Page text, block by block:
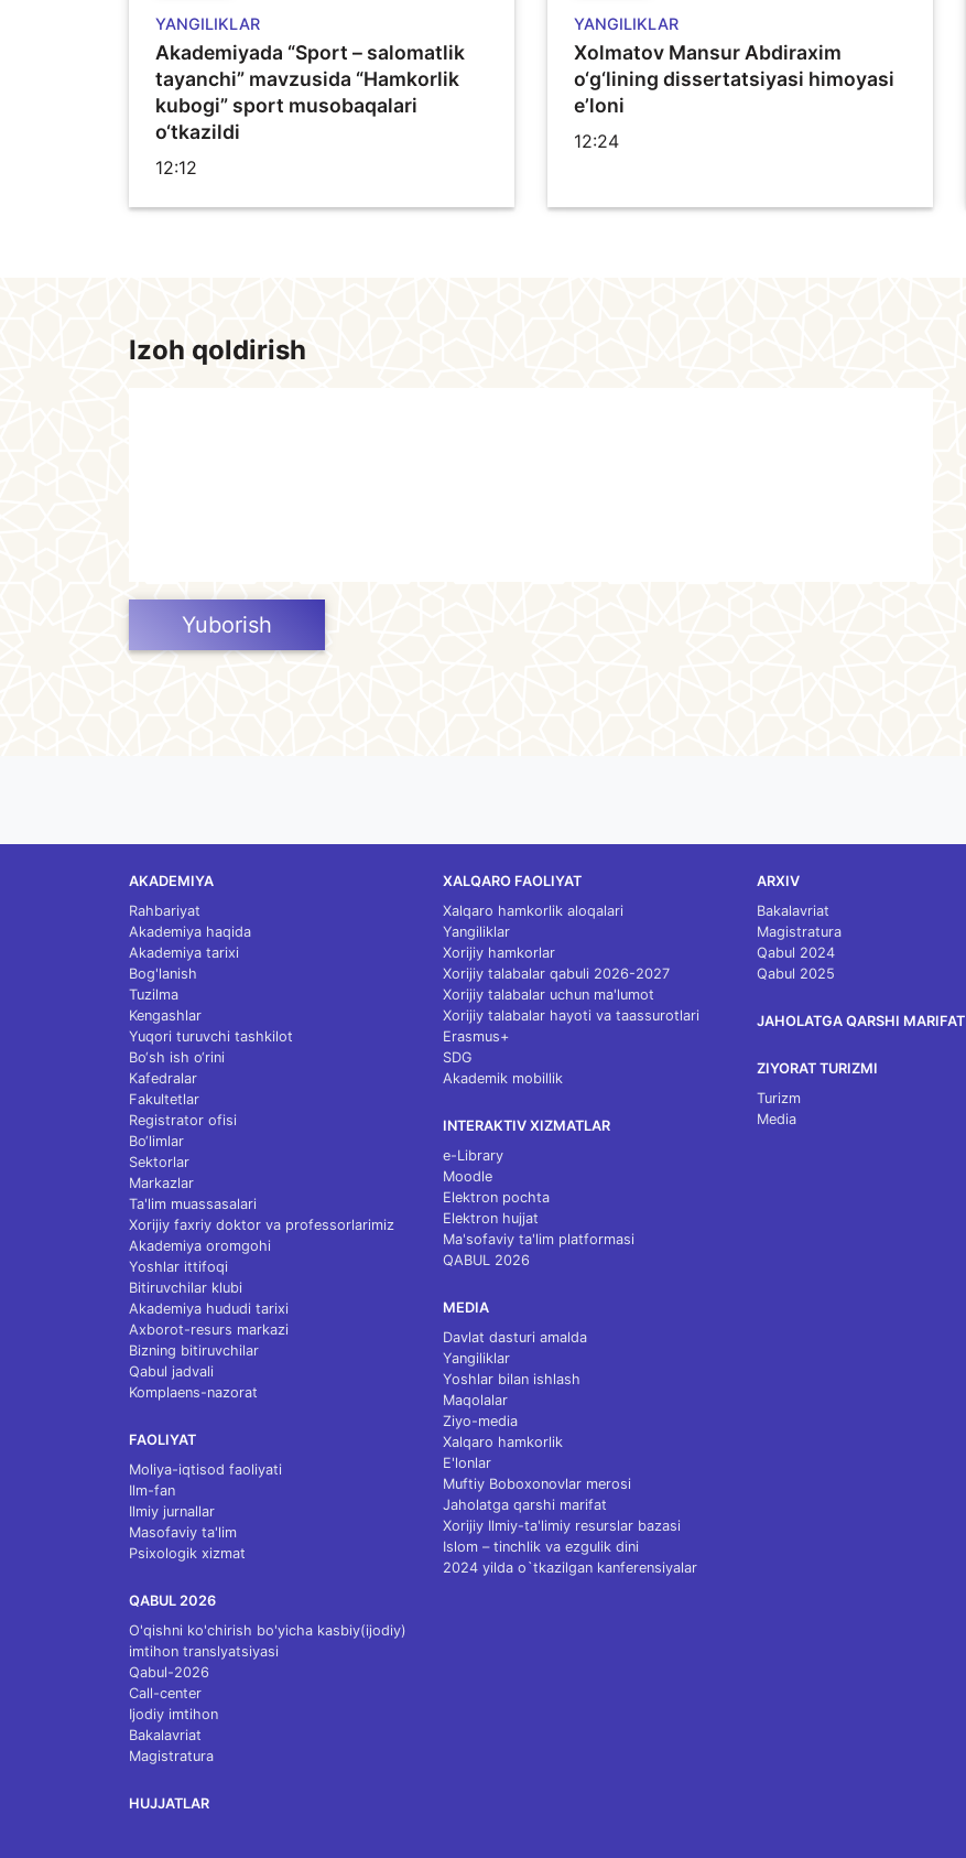
YANGILIKLAR
Akademiyada “Sport – salomatlik
tayanchi” mavzusida “Hamkorlik
kubogi” sport musobaqalari
o‘tkazildi
12:12
YANGILIKLAR
Xolmatov Mansur Abdiraxim
o‘g‘lining dissertatsiyasi himoyasi
e’loni
12:24
Izoh qoldirish
Yuborish
AKADEMIYA
Rahbariyat
Akademiya haqida
Akademiya tarixi
Bog'lanish
Tuzilma
Kengashlar
Yuqori turuvchi tashkilot
Bo‘sh ish o‘rini
Kafedralar
Fakultetlar
Registrator ofisi
Bo‘limlar
Sektorlar
Markazlar
Ta'lim muassasalari
Xorijiy faxriy doktor va professorlarimiz
Akademiya oromgohi
Yoshlar ittifoqi
Bitiruvchilar klubi
Akademiya hududi tarixi
Axborot-resurs markazi
Bizning bitiruvchilar
Qabul jadvali
Komplaens-nazorat
FAOLIYAT
Moliya-iqtisod faoliyati
Ilm-fan
Ilmiy jurnallar
Masofaviy ta'lim
Psixologik xizmat
QABUL 2026
O'qishni ko'chirish bo'yicha kasbiy(ijodiy)
imtihon translyatsiyasi
Qabul-2026
Call-center
Ijodiy imtihon
Bakalavriat
Magistratura
HUJJATLAR
XALQARO FAOLIYAT
Xalqaro hamkorlik aloqalari
Yangiliklar
Xorijiy hamkorlar
Xorijiy talabalar qabuli 2026-2027
Xorijiy talabalar uchun ma'lumot
Xorijiy talabalar hayoti va taassurotlari
Erasmus+
SDG
Akademik mobillik
INTERAKTIV XIZMATLAR
e-Library
Moodle
Elektron pochta
Elektron hujjat
Ma'sofaviy ta'lim platformasi
QABUL 2026
MEDIA
Davlat dasturi amalda
Yangiliklar
Yoshlar bilan ishlash
Maqolalar
Ziyo-media
Xalqaro hamkorlik
E'lonlar
Muftiy Boboxonovlar merosi
Jaholatga qarshi marifat
Xorijiy Ilmiy-ta'limiy resurslar bazasi
Islom – tinchlik va ezgulik dini
2024 yilda o`tkazilgan kanferensiyalar
ARXIV
Bakalavriat
Magistratura
Qabul 2024
Qabul 2025
JAHOLATGA QARSHI MARIFAT
ZIYORAT TURIZMI
Turizm
Media